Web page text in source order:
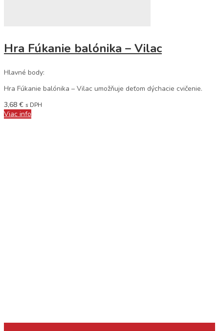
Hra Fúkanie balónika – Vilac
Hlavné body:
Hra Fúkanie balónika – Vilac umožňuje deťom dýchacie cvičenie.
3,68 € s DPH
Viac info